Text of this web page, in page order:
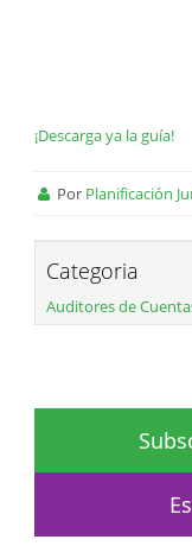
¡Descarga ya la guía!
Por Planificación
Categoria
Auditores de